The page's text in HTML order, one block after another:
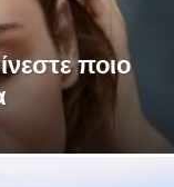
ποιο